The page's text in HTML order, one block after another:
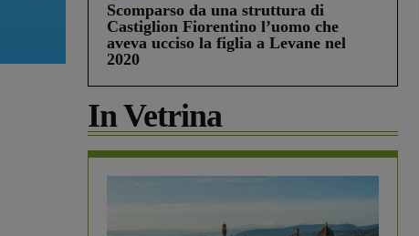
Scomparso da una struttura di
Castiglion Fiorentino l’uomo che
aveva ucciso la figlia a Levane nel
2020
In Vetrina